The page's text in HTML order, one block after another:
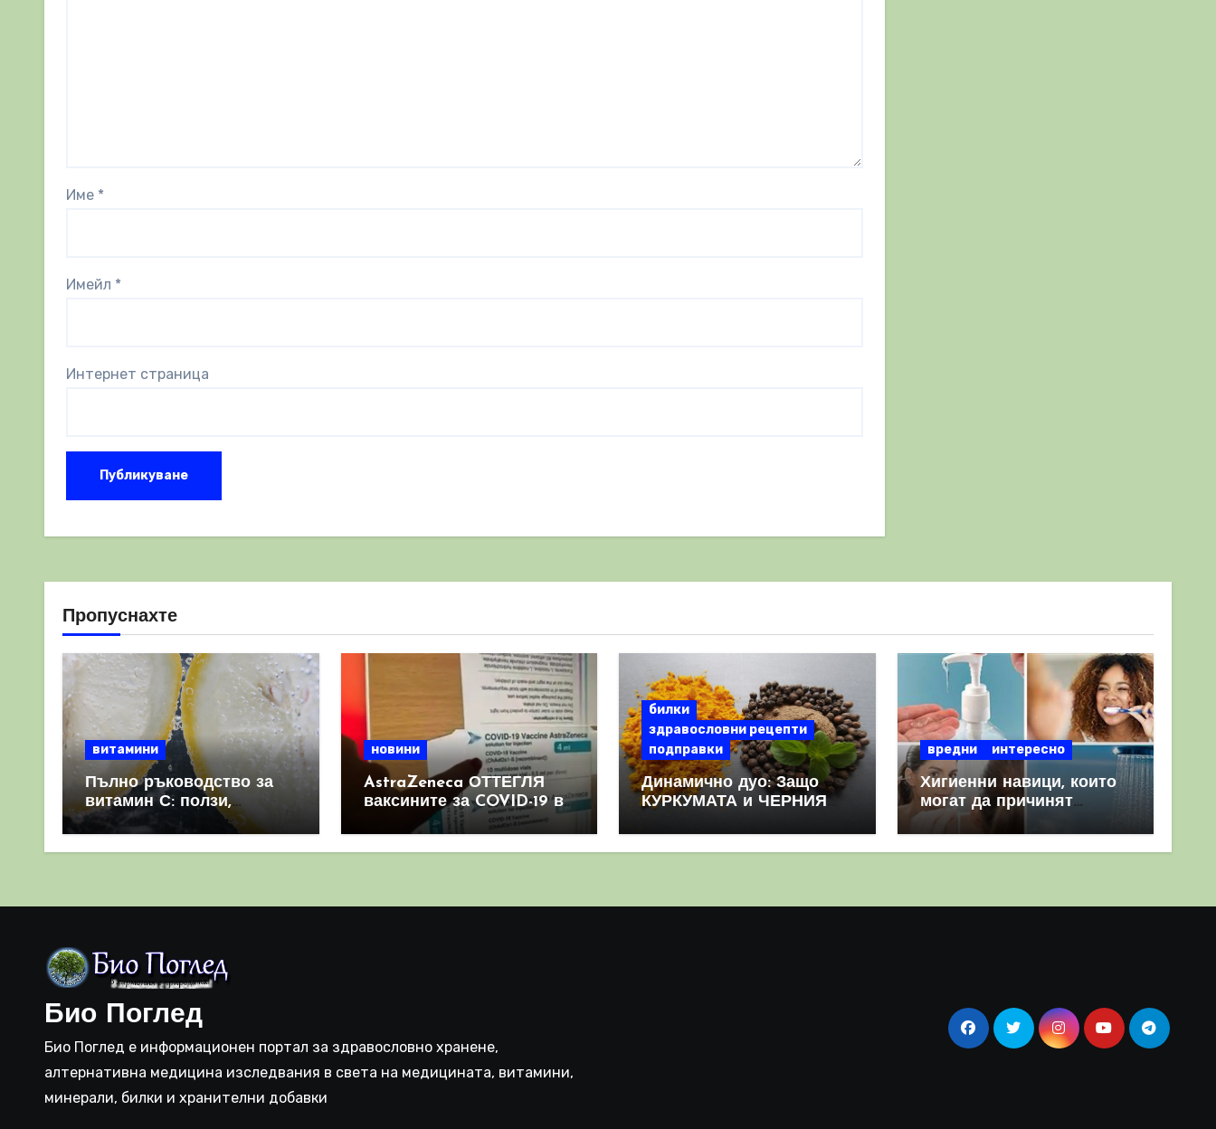
Име *
Имейл *
Интернет страница
Пропуснахте
витамини
Пълно ръководство за
витамин С: ползи,
източници и защо е
важен за имунната
новини
AstraZeneca ОТТЕГЛЯ
ваксините за COVID-19 в
световен мащаб, след
като призна, че те
билки
здравословни рецепти
подправки
Динамично дуо: Защо
КУРКУМАТА и ЧЕРНИЯ
комбинация
вредни интересно
Хигиенни навици, които
могат да причинят
повече вреда, отколкото
полза
Био Поглед
Био Поглед е информационен портал за здравословно хранене,
алтернативна медицина изследвания в света на медицината, витамини,
минерали, билки и хранителни добавки